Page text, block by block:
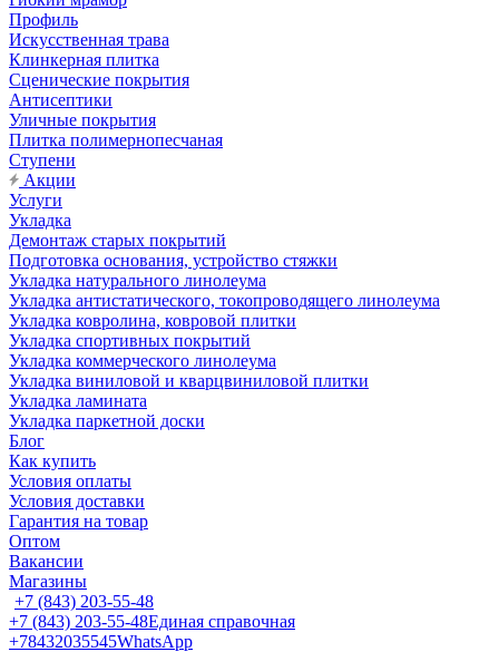
Профиль
Искусственная трава
Клинкерная плитка
Сценические покрытия
Антисептики
Уличные покрытия
Плитка полимернопесчаная
Ступени
Акции
Услуги
Укладка
Демонтаж старых покрытий
Подготовка основания, устройство стяжки
Укладка натурального линолеума
Укладка антистатического, токопроводящего линолеума
Укладка ковролина, ковровой плитки
Укладка спортивных покрытий
Укладка коммерческого линолеума
Укладка виниловой и кварцвиниловой плитки
Укладка ламината
Укладка паркетной доски
Блог
Как купить
Условия оплаты
Условия доставки
Гарантия на товар
Оптом
Вакансии
Магазины
+7 (843) 203-55-48
+7 (843) 203-55-48Единая справочная
+78432035545WhatsApp